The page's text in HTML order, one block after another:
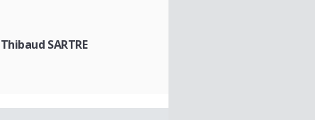
Thibaud SARTRE